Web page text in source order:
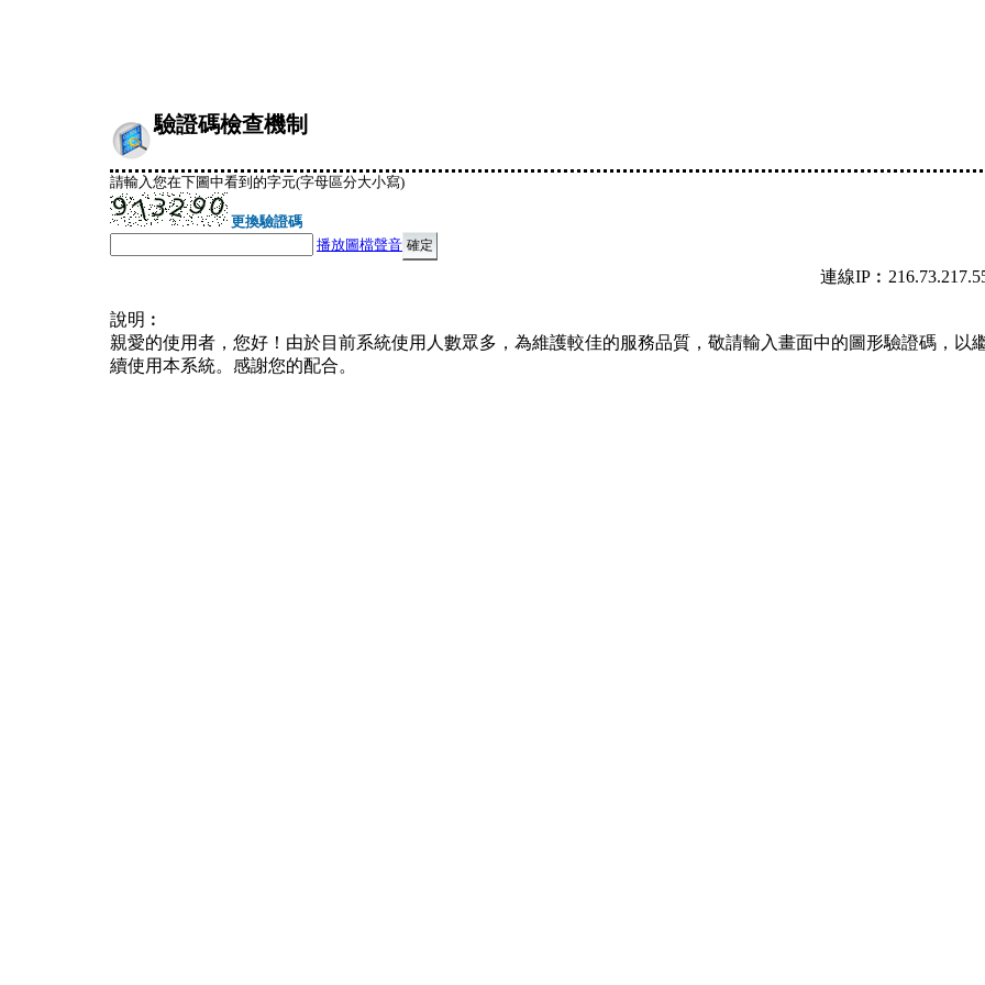
驗證碼檢查機制
請輸入您在下圖中看到的字元(字母區分大小寫)
更換驗證碼
播放圖檔聲音
連線
說明︰
親愛的使用者，您好！由於目前系統使用人數眾多，為維護較佳的服務品質，敬請輸入畫面中的圖形驗證碼，以
續使用本系統。感謝您的配合。